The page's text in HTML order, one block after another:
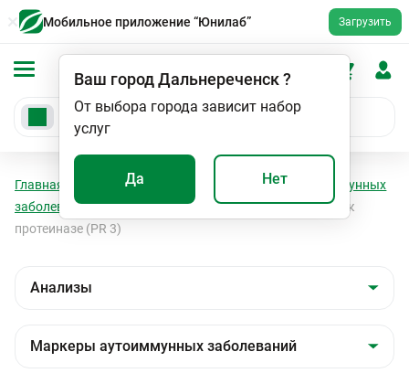
Мобильное приложение “Юнилаб” Загрузить
Ваш городДальнереченск?
От выбора города зависит набор
услуг
Да Нет
Главная Анализы
Маркеры аутоиммунных
заболеваний
Диагностика васкулитов
Антитела к
протеиназе (PR 3)